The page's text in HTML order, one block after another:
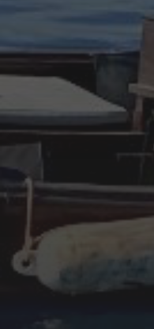
abril 2023
febrero 2023
enero 2023
diciembre 2022
noviembre 2022
septiembre 2022
ARTÍCULOS
Cultura marinera